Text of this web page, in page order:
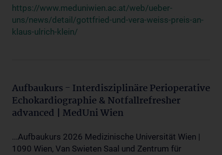
https://www.meduniwien.ac.at/web/ueber-
uns/news/detail/gottfried-und-vera-weiss-preis-an-
klaus-ulrich-klein/
Aufbaukurs - Interdisziplinäre Perioperative
Echokardiographie & Notfallrefresher
advanced | MedUni Wien
...Aufbaukurs 2026 Medizinische Universität Wien |
1090 Wien, Van Swieten Saal und Zentrum für